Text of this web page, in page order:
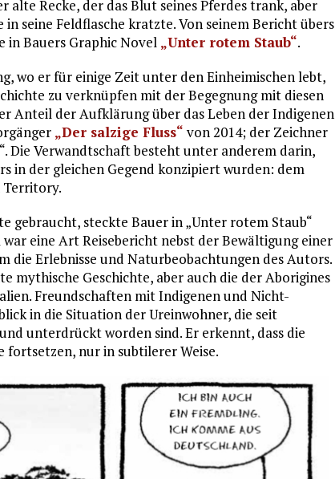
Recke, der das Blut seines Pferdes trank, aber
seine Feldflasche kratzte. Von seinem Bericht übers
in Bauers Graphic Novel „Unter rotem Staub“.
wo er für einige Zeit unter den Einheimischen lebt,
zu verknüpfen mit der Begegnung mit diesen
Anteil der Aufklärung über das Leben der Indigenen
„Der salzige Fluss“ von 2014; der Zeichner
Die Verwandtschaft besteht unter anderem darin,
in der gleichen Gegend konzipiert wurden: dem
Territory.
gebraucht, steckte Bauer in „Unter rotem Staub“
eine Art Reisebericht nebst der Bewältigung einer
die Erlebnisse und Naturbeobachtungen des Autors.
mythische Geschichte, aber auch die der Aborigines
Freundschaften mit Indigenen und Nicht-
in die Situation der Ureinwohner, die seit
unterdrückt worden sind. Er erkennt, dass die
fortsetzen, nur in subtilerer Weise.